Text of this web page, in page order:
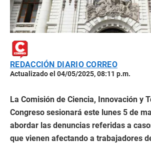
REDACCIÓN DIARIO CORREO
Actualizado el 04/05/2025, 08:11 p.m.
La Comisión de Ciencia, Innovación y
Congreso sesionará este lunes 5 de
abordar las denuncias referidas a
que vienen afectando a trabajadores